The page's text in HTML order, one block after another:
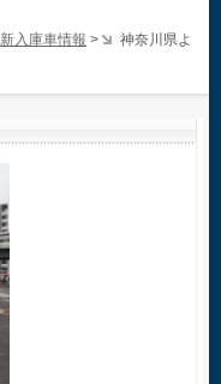
新入庫車情報 >
神奈川県よ